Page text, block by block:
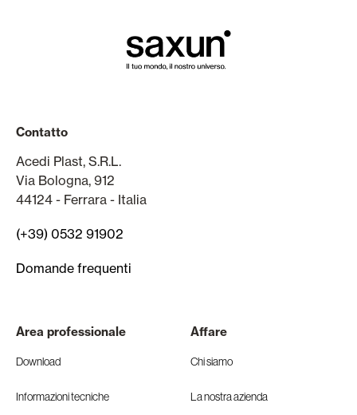
Contatto
Acedi Plast, S.R.L.
Via Bologna, 912
44124 - Ferrara - Italia
(+39) 0532 91902
Domande frequenti
Area professionale
Download
Informazioni tecniche
Affare
Chi siamo
La nostra azienda